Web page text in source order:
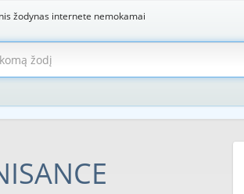
žodynas internete nemokamai